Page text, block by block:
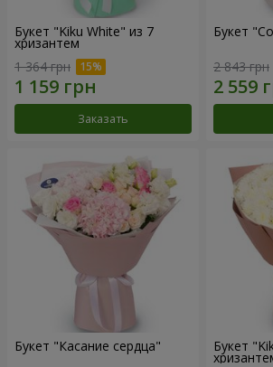
Букет "Kiku White" из 7
хризантем
1 364 грн
Заказать
Букет
2 843 грн
Букет "Касание сердца" Букет